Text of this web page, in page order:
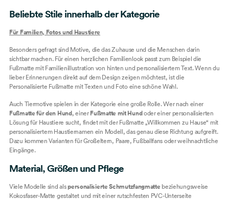
Beliebte Stile innerhalb der Kategorie
Für Familien, Fotos und Haustiere
Besonders gefragt sind Motive, die das Zuhause und die Menschen darin
sichtbar machen. Für einen herzlichen Familienlook passt zum Beispiel die
Fußmatte mit Familienillustration von hinten und personalisiertem Text. Wenn du
lieber Erinnerungen direkt auf dem Design zeigen möchtest, ist die
Personalisierte Fußmatte mit Texten und Fotoeine schöne Wahl.
Auch Tiermotive spielen in der Kategorie eine große Rolle. Wer nach einer
Fußmatte für den Hund, einer Fußmatte mit Hundoder einer personalisierten
Lösung für Haustiere sucht, findet mit der Fußmatte „Willkommen zu Hause“ mit
personalisiertem Haustiernamen ein Modell, das genau diese Richtung aufgreift.
Dazu kommen Varianten für Großeltern, Paare, Fußballfans oder weihnachtliche
Eingänge.
Material, Größen und Pflege
Viele Modelle sind als personalisierte Schmutzfangmattebeziehungsweise
Kokosfaser-Matte gestaltet und mit einer rutschfesten PVC-Unterseite